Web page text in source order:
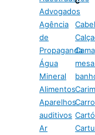
Advogados
Agência
de
Propaganda
Água
Mineral
Alimentos
Aparelhos
auditivos
Ar